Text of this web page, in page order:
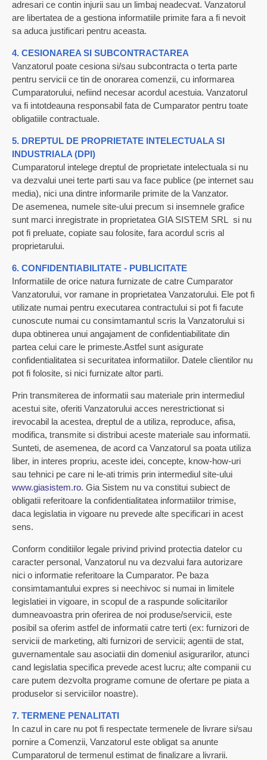
adresari ce contin injurii sau un limbaj neadecvat. Vanzatorul
are libertatea de a gestiona informatiile primite fara a fi nevoit
sa aduca justificari pentru aceasta.
4. CESIONAREA SI SUBCONTRACTAREA
Vanzatorul poate cesiona si/sau subcontracta o terta parte
pentru servicii ce tin de onorarea comenzii, cu informarea
Cumparatorului, nefiind necesar acordul acestuia. Vanzatorul
va fi intotdeauna responsabil fata de Cumparator pentru toate
obligatiile contractuale.
5. DREPTUL DE PROPRIETATE INTELECTUALA SI
INDUSTRIALA (DPI)
Cumparatorul intelege dreptul de proprietate intelectuala si nu
va dezvalui unei terte parti sau va face publice (pe internet sau
media), nici una dintre informarile primite de la Vanzator.
De asemenea, numele site-ului precum si insemnele grafice
sunt marci inregistrate in proprietatea GIA SISTEM SRL si nu
pot fi preluate, copiate sau folosite, fara acordul scris al
proprietarului.
6. CONFIDENTIABILITATE - PUBLICITATE
Informatiile de orice natura furnizate de catre Cumparator
Vanzatorului, vor ramane in proprietatea Vanzatorului. Ele pot fi
utilizate numai pentru executarea contractului si pot fi facute
cunoscute numai cu consimtamantul scris la Vanzatorului si
dupa obtinerea unui angajament de confidentiabilitate din
partea celui care le primeste.Astfel sunt asigurate
confidentialitatea si securitatea informatiilor. Datele clientilor nu
pot fi folosite, si nici furnizate altor parti.
Prin transmiterea de informatii sau materiale prin intermediul
acestui site, oferiti Vanzatorului acces nerestrictionat si
irevocabil la acestea, dreptul de a utiliza, reproduce, afisa,
modifica, transmite si distribui aceste materiale sau informatii.
Sunteti, de asemenea, de acord ca Vanzatorul sa poata utiliza
liber, in interes propriu, aceste idei, concepte, know-how-uri
sau tehnici pe care ni le-ati trimis prin intermediul site-ului
www.giasistem.ro. Gia Sistem nu va constitui subiect de
obligatii referitoare la confidentialitatea informatiilor trimise,
daca legislatia in vigoare nu prevede alte specificari in acest
sens.
Conform conditiilor legale privind privind protectia datelor cu
caracter personal, Vanzatorul nu va dezvalui fara autorizare
nici o informatie referitoare la Cumparator. Pe baza
consimtamantului expres si neechivoc si numai in limitele
legislatiei in vigoare, in scopul de a raspunde solicitarilor
dumneavoastra prin oferirea de noi produse/servicii, este
posibil sa oferim astfel de informatii catre terti (ex: furnizori de
servicii de marketing, alti furnizori de servicii; agentii de stat,
guvernamentale sau asociatii din domeniul asigurarilor, atunci
cand legislatia specifica prevede acest lucru; alte companii cu
care putem dezvolta programe comune de ofertare pe piata a
produselor si serviciilor noastre).
7. TERMENE PENALITATI
In cazul in care nu pot fi respectate termenele de livrare si/sau
pornire a Comenzii, Vanzatorul este obligat sa anunte
Cumparatorul de termenul estimat de finalizare a livrarii.